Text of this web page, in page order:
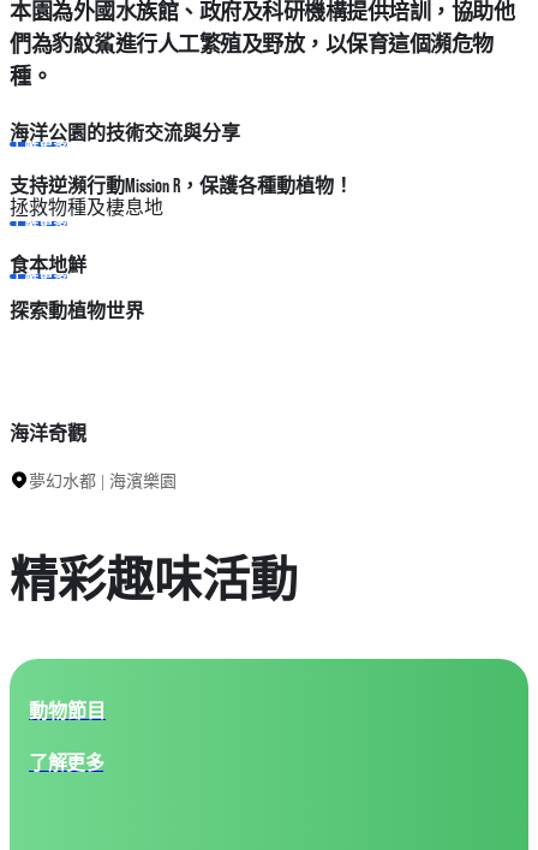
本園為外國水族館、政府及科研機構提供培訓，協助他
們為豹紋鯊進行人工繁殖及野放，以保育這個瀕危物
種。
海洋公園的技術交流與分享
了解更多
支持逆瀕行動Mission R，保護各種動植物！
拯救物種及棲息地
了解更多
食本地鮮
了解更多
探索動植物世界
海洋奇觀
夢幻水都 | 海濱樂園
精彩趣味活動
動物節目
了解更多